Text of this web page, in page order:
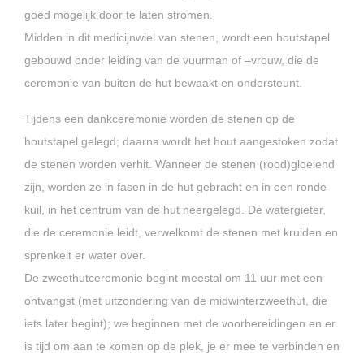
goed mogelijk door te laten stromen.
Midden in dit medicijnwiel van stenen, wordt een houtstapel
gebouwd onder leiding van de vuurman of –vrouw, die de
ceremonie van buiten de hut bewaakt en ondersteunt.
Tijdens een dankceremonie worden de stenen op de
houtstapel gelegd; daarna wordt het hout aangestoken zodat
de stenen worden verhit. Wanneer de stenen (rood)gloeiend
zijn, worden ze in fasen in de hut gebracht en in een ronde
kuil, in het centrum van de hut neergelegd. De watergieter,
die de ceremonie leidt, verwelkomt de stenen met kruiden en
sprenkelt er water over.
De zweethutceremonie begint meestal om 11 uur met een
ontvangst (met uitzondering van de midwinterzweethut, die
iets later begint); we beginnen met de voorbereidingen en er
is tijd om aan te komen op de plek, je er mee te verbinden en